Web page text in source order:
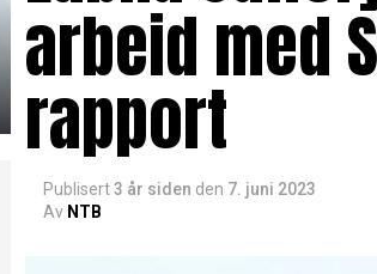
arbeid med
rapport
Publisert3 år siden den 7. juni 2023
Av NTB